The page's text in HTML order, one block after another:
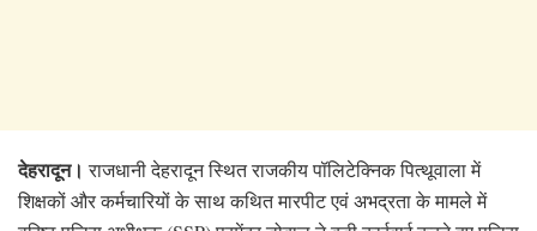
देहरादून। राजधानी देहरादून स्थित राजकीय पॉलिटेक्निक पित्थूवाला में
शिक्षकों और कर्मचारियों के साथ कथित मारपीट एवं अभद्रता के मामले में